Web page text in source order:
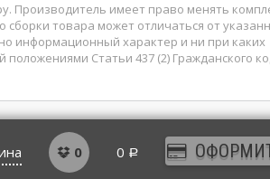
Производитель имеет право менять
товара может отличаться от
информационный характер и ни при каких
Статьи 437 (2) Гражданского
0 0 Р